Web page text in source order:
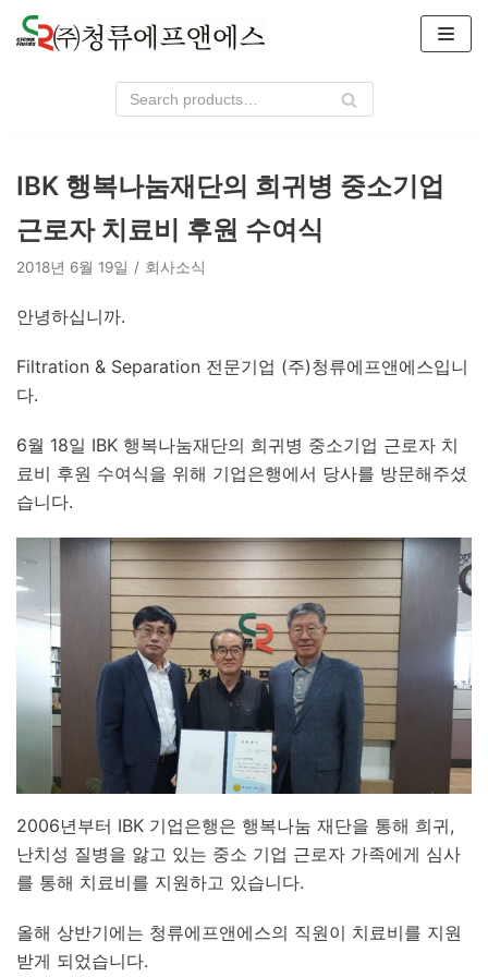
콘
텐
뛰
기
IBK 행복나눔재단의 희귀병 중소기업
근로자 치료비 후원 수여식
2018년 6월 19일 회사소식
안녕하십니까.
Filtration & Separation 전문기업 (주)청류에프앤에스입니
다.
6월 18일 IBK 행복나눔재단의 희귀병 중소기업 근로자 치
료비 후원 수여식을 위해 기업은행에서 당사를 방문해주셨
습니다.
2006년부터 IBK 기업은행은 행복나눔 재단을 통해 희귀,
난치성 질병을 앓고 있는 중소 기업 근로자 가족에게 심사
를 통해 치료비를 지원하고 있습니다.
올해 상반기에는 청류에프앤에스의 직원이 치료비를 지원
받게 되었습니다.